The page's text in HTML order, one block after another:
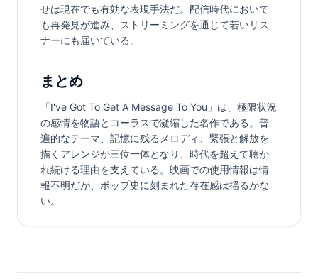
せは現在でも有効な表現手法だ。配信時代において
も再発見が進み、ストリーミングを通じて若いリス
ナーにも届いている。
まとめ
「I've Got To Get A Message To You」は、極限状況
の感情を物語とコーラスで凝縮した名作である。普
遍的なテーマ、記憶に残るメロディ、緊張と解放を
描くアレンジが三位一体となり、時代を超えて聴か
れ続ける理由を支えている。映画での使用情報は情
報不明だが、ポップ史に刻まれた存在感は揺るがな
い。